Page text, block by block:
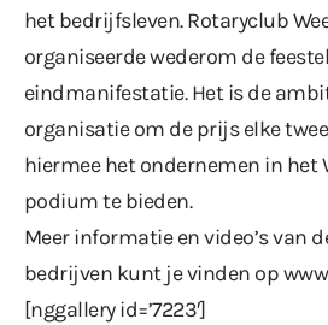
het bedrijfsleven. Rotaryclub
organiseerde wederom de
eindmanifestatie. Het is de
organisatie om de prijs elke
hiermee het ondernemen in het
podium te bieden.
Meer informatie en video’s van
bedrijven kunt je vinden op
[nggallery id=’7223′]